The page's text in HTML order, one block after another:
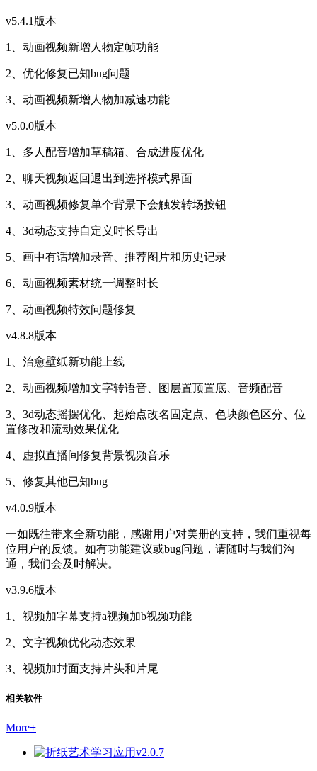
v5.4.1版本
1、动画视频新增人物定帧功能
2、优化修复已知bug问题
3、动画视频新增人物加减速功能
v5.0.0版本
1、多人配音增加草稿箱、合成进度优化
2、聊天视频返回退出到选择模式界面
3、动画视频修复单个背景下会触发转场按钮
4、3d动态支持自定义时长导出
5、画中有话增加录音、推荐图片和历史记录
6、动画视频素材统一调整时长
7、动画视频特效问题修复
v4.8.8版本
1、治愈壁纸新功能上线
2、动画视频增加文字转语音、图层置顶置底、音频配音
3、3d动态摇摆优化、起始点改名固定点、色块颜色区分、位
置修改和流动效果优化
4、虚拟直播间修复背景视频音乐
5、修复其他已知bug
v4.0.9版本
一如既往带来全新功能，感谢用户对美册的支持，我们重视每
位用户的反馈。如有功能建议或bug问题，请随时与我们沟
通，我们会及时解决。
v3.9.6版本
1、视频加字幕支持a视频加b视频功能
2、文字视频优化动态效果
3、视频加封面支持片头和片尾
相关软件
More+